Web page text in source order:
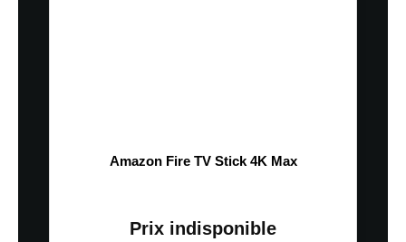
Amazon Fire TV Stick 4K Max
Prix indisponible